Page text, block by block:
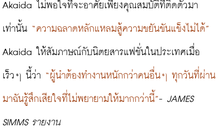
Akaida ไม่พอใจที่จะอาศัยเพียงคุณสมบัติที่ติดตัวมา
เท่านั้น “ความฉลาดหลักแหลมสู้ความขยันขันแข็งไม่ได้”
Akaida ให้สัมภาษณ์กับนิตยสารแฟชั่นในประเทศเมื่อ
เร็วๆ นี้ว่า “ผู้นำต้องทำงานหนักกว่าคนอื่นๆ ทุกวันที่ผ่าน
มาฉันรู้สึกเสียใจที่ไม่พยายามให้มากกว่านี้”- JAMES
SIMMS รายงาน